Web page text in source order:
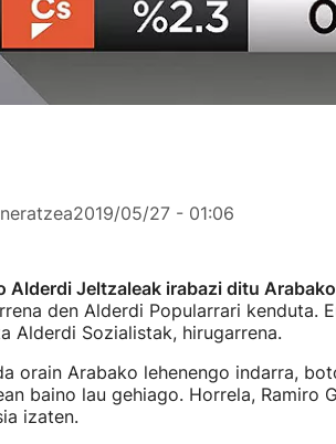
2019/05/27 - 01:06
Alderdi Jeltzaleak irabazi ditu
den Alderdi Popularrari kenduta.
Alderdi Sozialistak, hirugarrena.
orain Arabako lehenengo indarra,
baino lau gehiago. Horrela, Ramiro
izaten.